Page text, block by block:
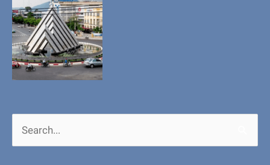
Search
for: